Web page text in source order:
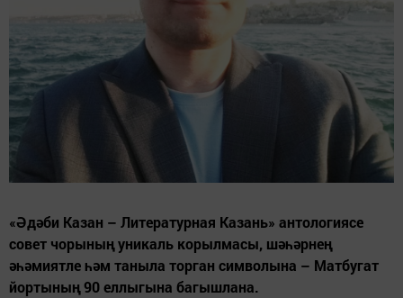
«Әдәби Казан – Литературная Казань» антологиясе
совет чорының уникаль корылмасы, шәһәрнең
әһәмиятле һәм таныла торган символына – Матбугат
йортының 90 еллыгына багышлана.